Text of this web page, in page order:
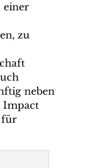
einer
zu
neben
Impact
für